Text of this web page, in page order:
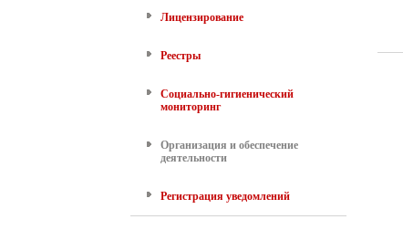
Лицензирование
Реестры
Социально-гигиенический
мониторинг
Организация и обеспечение
деятельности
Регистрация уведомлений